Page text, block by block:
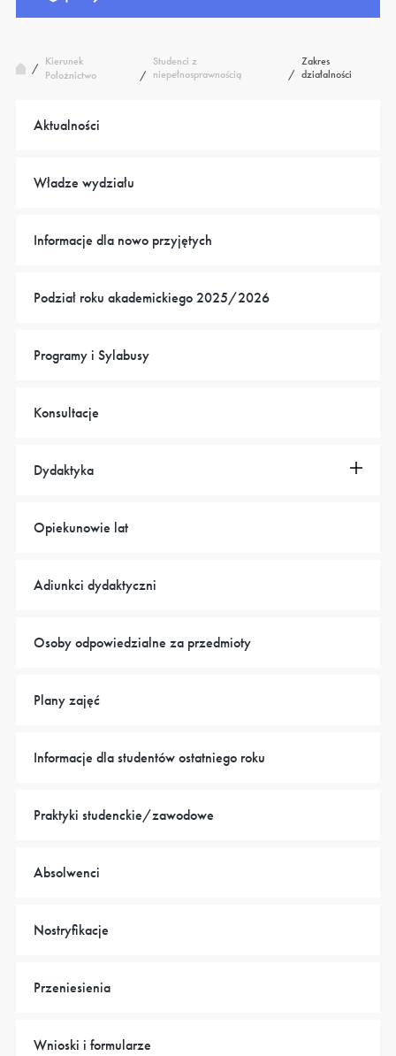
/ Kierunek
Położnictwo
/
Studenci z
niepełnosprawnością
/
Zakres
działalności
Aktualności
Władze wydziału
Informacje dla nowo przyjętych
Podział roku akademickiego 2025/2026
Programy i Sylabusy
Konsultacje
Dydaktyka
Opiekunowie lat
Adiunkci dydaktyczni
Osoby odpowiedzialne za przedmioty
Plany zajęć
Informacje dla studentów ostatniego roku
Praktyki studenckie/zawodowe
Absolwenci
Nostryfikacje
Przeniesienia
Wnioski i formularze